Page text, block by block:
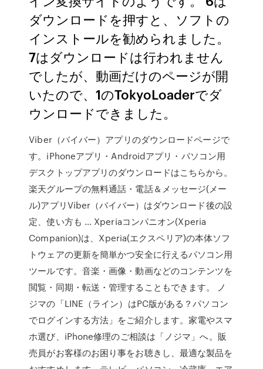
ダウンロードを押すと、ソフトの
インストールを勧められました。
7はダウンロードは行われません
でしたが、動画だけのページが開
いたので、1のTokyoLoaderでダ
ウンロードできました。
Viber（バイバー）アプリのダウンロードページで
す。iPhoneアプリ・Androidアプリ・パソコン用
デスクトップアプリのダウンロードはこちらから。
楽天グループの無料通話・電話＆メッセージ(メー
ル)アプリViber（バイバー）はダウンロード後の設
定、使い方も … Xperiaコンパニオン(Xperia
Companion)は、Xperia(エクスペリア)の本体ソフ
トウェアの更新を簡単かつ安全に行えるパソコン用
ツールです。音楽・画像・動画などのコンテンツを
閲覧・同期・転送・管理することもできます。 ノ
ジマの「LINE（ライン）はPC版がある？パソコン
でログインする方法」をご紹介します。家電やスマ
ホ選び、iPhone修理のご相談は「ノジマ」へ。販
売員がお客様のお困り事をお聴きし、最適な製品を